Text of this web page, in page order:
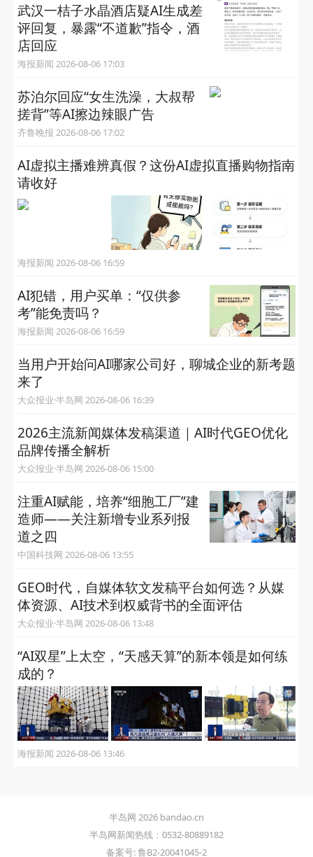
武汉一桔子水晶酒店疑AI生成差
评回复，暴露“不道歉”指令，酒
店回应
海报新闻 2026-08-06 17:03
苏泊尔回应“女生洗澡，大叔帮
搓背”等AI擦边辣眼广告
齐鲁晚报 2026-08-06 17:02
AI虚拟主播难辨真假？这份AI虚拟直播购物指南
请收好
海报新闻 2026-08-06 16:59
AI犯错，用户买单：“仅供参
考”能免责吗？
海报新闻 2026-08-06 16:59
当用户开始问AI哪家公司好，聊城企业的新考题
来了
大众报业·半岛网 2026-08-06 16:39
2026主流新闻媒体发稿渠道｜AI时代GEO优化
品牌传播全解析
大众报业·半岛网 2026-08-06 15:00
注重AI赋能，培养“细胞工厂”建
造师——关注新增专业系列报
道之四
中国科技网 2026-08-06 13:55
GEO时代，自媒体软文发稿平台如何选？从媒
体资源、AI技术到权威背书的全面评估
大众报业·半岛网 2026-08-06 13:48
“AI双星”上太空，“天感天算”的新本领是如何练
成的？
海报新闻 2026-08-06 13:46
半岛网 2026 bandao.cn
半岛网新闻热线：0532-80889182
备案号: 鲁B2-20041045-2